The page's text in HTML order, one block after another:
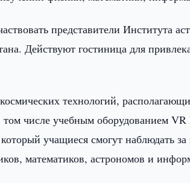
представители Института
Действуют гостиница для
технологий,
том числе учебным оборудованием
который учащиеся смогут наблюдать
математиков, астрономов и